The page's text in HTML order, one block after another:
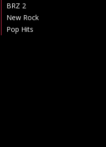
BRZ 2
New Rock
Pop Hits